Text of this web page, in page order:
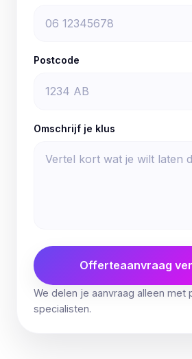
Postcode
Omschrijf je klus
Offerteaanvraag
We delen je aanvraag alleen met
specialisten.